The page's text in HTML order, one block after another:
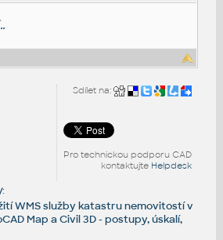
Sdílet na:
Pro technickou podporu CAD
kontaktujte Helpdesk
:
WMS služby katastru nemovitostí v
Map a Civil 3D - postupy, úskalí,